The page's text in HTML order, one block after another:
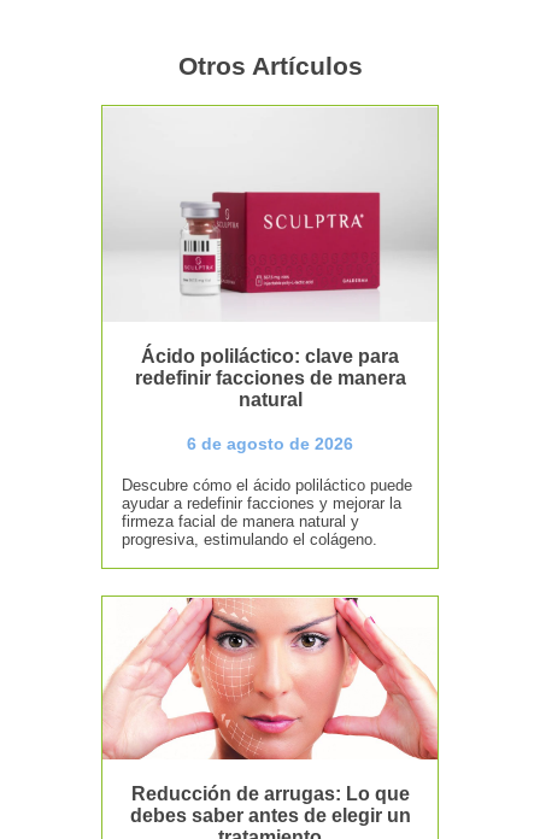
Otros Artículos
Ácido poliláctico: clave para
redefinir facciones de manera
natural
6 de agosto de 2026
Descubre cómo el ácido poliláctico puede
ayudar a redefinir facciones y mejorar la
firmeza facial de manera natural y
progresiva, estimulando el colágeno.
Reducción de arrugas: Lo que
debes saber antes de elegir un